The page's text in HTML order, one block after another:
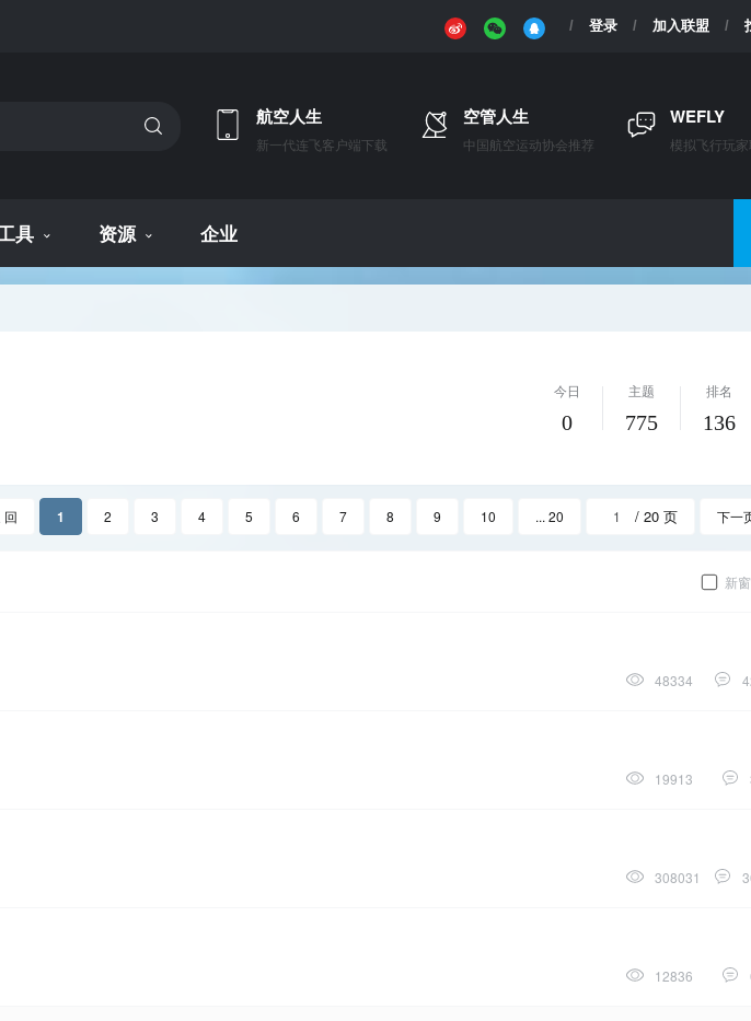
登录 加入联盟
航空人生
新一代连飞客户端下载
空管人生
中国航空运动协会推荐
WEFLY
模拟飞行玩
具 资源 企业
今日
0
主题
775
排名
136
1 2 3 4 5 6 7 8 9 10 ... 20 / 20 页 下一
回
新窗
48334
19913
308031
12836